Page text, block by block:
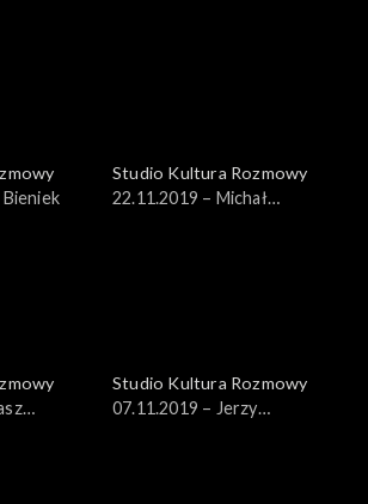
Studio Kultura Rozmowy
22.11.2019 – Michał
Studio Kultura Rozmowy
07.11.2019 – Jerzy